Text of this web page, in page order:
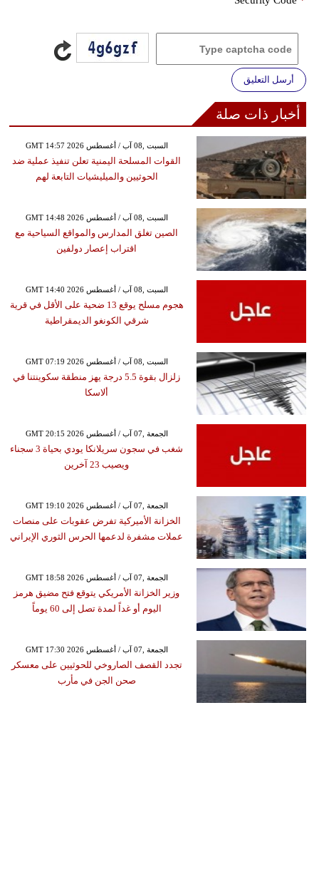
أرسل التعليق
أخبار ذات صلة
GMT 14:57 2026 السبت ,08 آب / أغسطس
القوات المسلحة اليمنية تعلن تنفيذ عملية ضد
الحوثيين والميليشيات التابعة لهم
GMT 14:48 2026 السبت ,08 آب / أغسطس
الصين تغلق المدارس والمواقع السياحية مع
اقتراب إعصار دولفين
GMT 14:40 2026 السبت ,08 آب / أغسطس
هجوم مسلح يوقع 13 ضحية على الأقل في قرية
شرقي الكونغو الديمقراطية
GMT 07:19 2026 السبت ,08 آب / أغسطس
زلزال بقوة 5.5 درجة يهز منطقة سكوينتنا في
ألاسكا
GMT 20:15 2026 الجمعة ,07 آب / أغسطس
شغب في سجون سريلانكا يودي بحياة 3 سجناء
ويصيب 23 آخرين
GMT 19:10 2026 الجمعة ,07 آب / أغسطس
الخزانة الأميركية تفرض عقوبات على منصات
عملات مشفرة لدعمها الحرس الثوري الإيراني
GMT 18:58 2026 الجمعة ,07 آب / أغسطس
وزير الخزانة الأمريكي يتوقع فتح مضيق هرمز
اليوم أو غداً لمدة تصل إلى 60 يوماً
GMT 17:30 2026 الجمعة ,07 آب / أغسطس
تجدد القصف الصاروخي للحوثيين على معسكر
صحن الجن في مأرب